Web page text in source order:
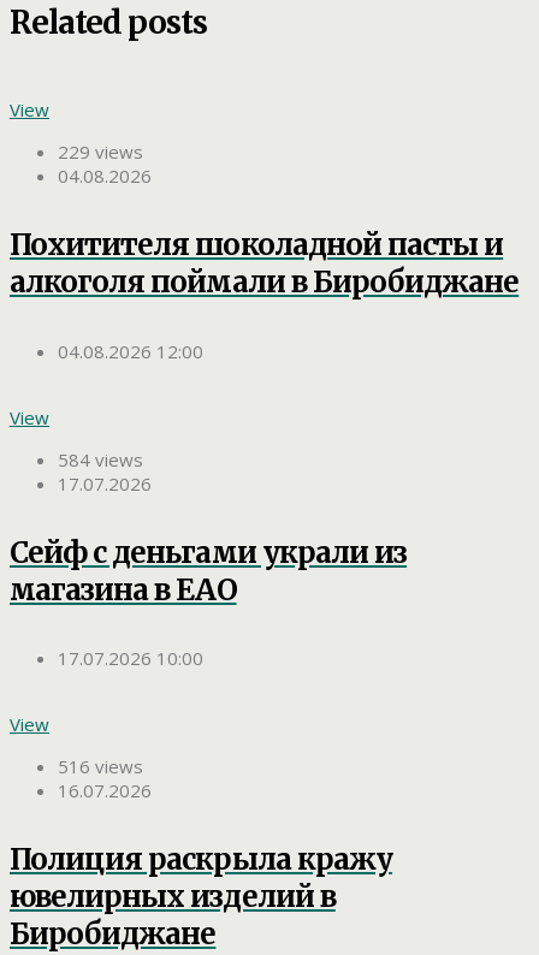
Related posts
View
229 views
04.08.2026
Похитителя шоколадной пасты и
алкоголя поймали в Биробиджане
04.08.2026 12:00
View
584 views
17.07.2026
Сейф с деньгами украли из
магазина в ЕАО
17.07.2026 10:00
View
516 views
16.07.2026
Полиция раскрыла кражу
ювелирных изделий в
Биробиджане